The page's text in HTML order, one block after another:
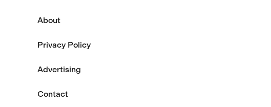
About
Privacy Policy
Advertising
Contact